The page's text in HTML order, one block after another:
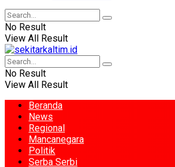
No Result
View All Result
No Result
View All Result
Beranda
News
Regional
Mancanegara
Politik
Serba Serbi